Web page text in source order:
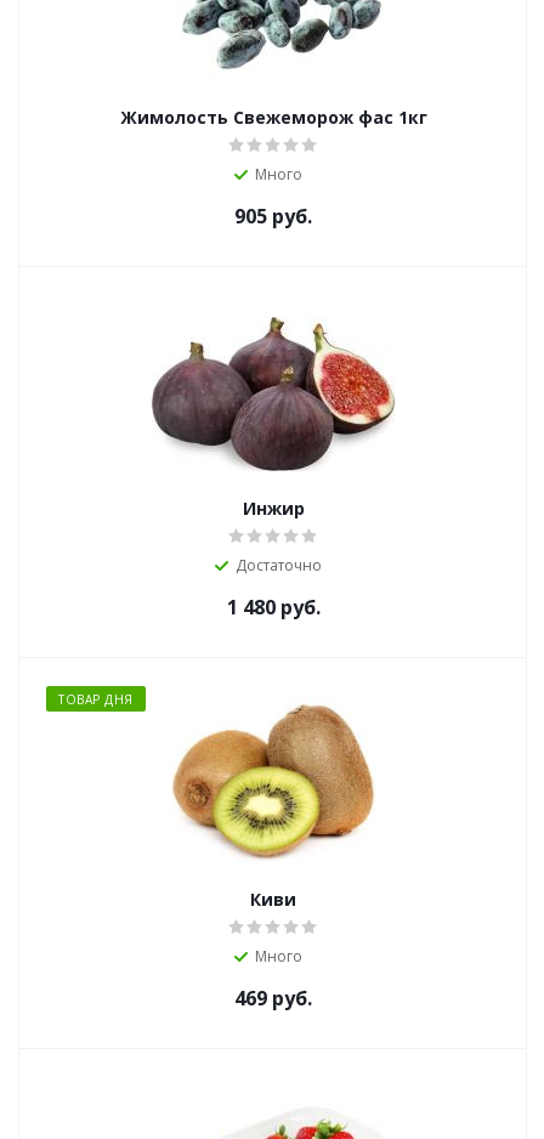
Жимолость Свежеморож фас 1кг
Много
905 руб.
Инжир
Достаточно
1 480руб.
ТОВАР ДНЯ
Киви
Много
469 руб.